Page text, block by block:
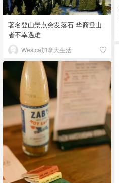
著名登山景点突发落石 华裔登山
者不幸遇难
Westca加拿大生活